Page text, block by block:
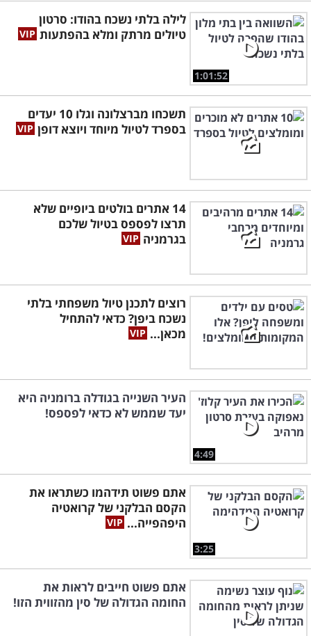
1:01:52
לילה בלתי נשכח בהודו: סרטון
טיולים מרתק ומלא בהפתעות
תשכחו מברצלונה וגלו 10 יעדים
בספרד לטיול מיוחד ויוצא דופן
14 אתרים בולטים ביופיים שלא
תרצו לפספס בטיול שלכם
בגרמניה
רוצים לתכנן טיול משפחתי בלתי
נשכח ביפן? כדאי להתחיל
מכאן...
4:49
העיר השנייה בגודלה ברומניה היא
יעד שממש לא כדאי לפספס!
3:25
אתם פשוט תידהמו כשתראו את
הקסם הבלקני של קרואטיה
היפהפייה...
אתם פשוט חייבים לראות את
החומה הגדולה של סין מהזווית הזו!